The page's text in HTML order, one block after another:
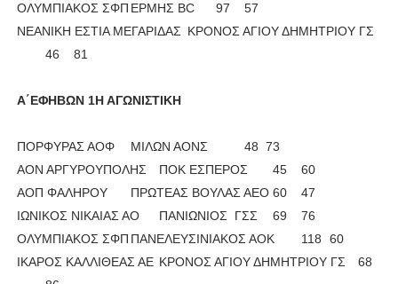
ΟΛΥΜΠΙΑΚΟΣ ΣΦΠ ΕΡΜΗΣ BC 97
57
ΝΕΑΝΙΚΗ ΕΣΤΙΑ ΜΕΓΑΡΙΔΑΣ ΚΡΟΝΟΣ ΑΓΙΟΥ ΔΗΜΗΤΡΙΟΥ ΓΣ
46
81
Α΄ΕΦΗΒΩΝ 1Η ΑΓΩΝΙΣΤΙΚΗ
ΠΟΡΦΥΡΑΣ ΑΟΦ ΜΙΛΩΝ ΑΟΝΣ
		48  73
ΑΟΝ ΑΡΓΥΡΟΥΠΟΛΗΣ
ΠΟΚ ΕΣΠΕΡΟΣ 45
60
ΑΟΠ ΦΑΛΗΡΟΥ
ΠΡΩΤΕΑΣ ΒΟΥΛΑΣ ΑΕΟ 60
47
ΙΩΝΙΚΟΣ ΝΙΚΑΙΑΣ ΑΟ
ΠΑΝΙΩΝΙΟΣ ΓΣΣ 69
76
ΟΛΥΜΠΙΑΚΟΣ ΣΦΠ ΠΑΝΕΛΕΥΣΙΝΙΑΚΟΣ ΑΟΚ 118
60
ΙΚΑΡΟΣ ΚΑΛΛΙΘΕΑΣ ΑΕ ΚΡΟΝΟΣ ΑΓΙΟΥ ΔΗΜΗΤΡΙΟΥ ΓΣ
68